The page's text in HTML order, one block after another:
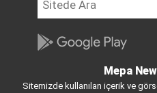
Mepa
Sitemizde kullanılan içerik ve